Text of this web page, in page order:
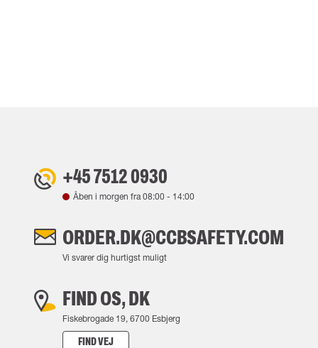
+45 7512 0930
Åben i morgen fra08:00 - 14:00
ORDER.DK@CCBSAFETY.COM
Vi svarer dig hurtigst muligt
FIND OS, DK
Fiskebrogade 19, 6700 Esbjerg
FIND VEJ